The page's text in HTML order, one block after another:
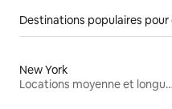
Destinations populaires
New York
Locations moyenne et longue durée